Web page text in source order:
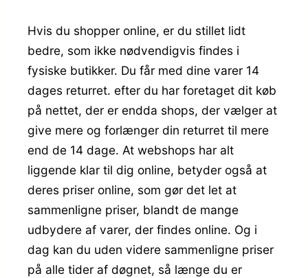
Hvis du shopper online, er du stillet lidt
bedre, som ikke nødvendigvis findes i
fysiske butikker. Du får med dine varer 14
dages returret. efter du har foretaget dit køb
på nettet, der er endda shops, der vælger at
give mere og forlænger din returret til mere
end de 14 dage. At webshops har alt
liggende klar til dig online, betyder også at
deres priser online, som gør det let at
sammenligne priser, blandt de mange
udbydere af varer, der findes online. Og i
dag kan du uden videre sammenligne priser
på alle tider af døgnet, så længe du er